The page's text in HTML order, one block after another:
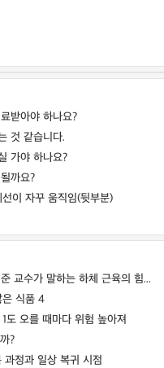
받아야 하나요?
것 같습니다.
가야 하나요?
까요?
이 자꾸 움직임(뒷부분)
“근육은 관절의 보호자”… 척추 명의 신병준 교수가 말하는 하체 근육의 힘 [평생운동연구소]
식품 4
오를 때마다 위험 높아져
?
정과 일상 복귀 시점